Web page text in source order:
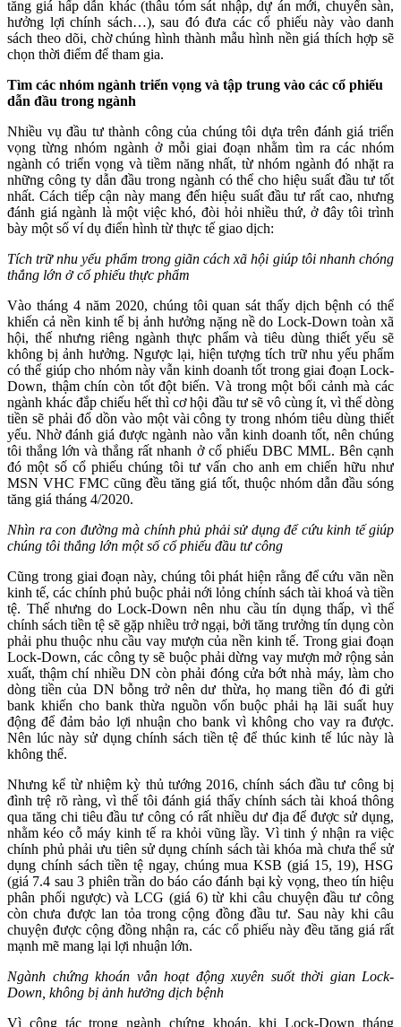
tăng giá hấp dẫn khác (thâu tóm sát nhập, dự án mới, chuyển sàn,
hưởng lợi chính sách…), sau đó đưa các cổ phiếu này vào danh
sách theo dõi, chờ chúng hình thành mẫu hình nền giá thích hợp sẽ
chọn thời điểm để tham gia.
Tìm các nhóm ngành triển vọng và tập trung vào các cổ phiếu
dẫn đầu trong ngành
Nhiều vụ đầu tư thành công của chúng tôi dựa trên đánh giá triển
vọng từng nhóm ngành ở mỗi giai đoạn nhằm tìm ra các nhóm
ngành có triển vọng và tiềm năng nhất, từ nhóm ngành đó nhặt ra
những công ty dẫn đầu trong ngành có thể cho hiệu suất đầu tư tốt
nhất. Cách tiếp cận này mang đến hiệu suất đầu tư rất cao, nhưng
đánh giá ngành là một việc khó, đòi hỏi nhiều thứ, ở đây tôi trình
bày một số ví dụ điển hình từ thực tế giao dịch:
Tích trữ nhu yếu phẩm trong giãn cách xã hội giúp tôi nhanh chóng
thắng lớn ở cổ phiếu thực phẩm
Vào tháng 4 năm 2020, chúng tôi quan sát thấy dịch bệnh có thể
khiến cả nền kinh tế bị ảnh hưởng nặng nề do Lock-Down toàn xã
hội, thế nhưng riêng ngành thực phẩm và tiêu dùng thiết yếu sẽ
không bị ảnh hưởng. Ngược lại, hiện tượng tích trữ nhu yếu phẩm
có thể giúp cho nhóm này vẫn kinh doanh tốt trong giai đoạn Lock-
Down, thậm chín còn tốt đột biến. Và trong một bối cảnh mà các
ngành khác đắp chiếu hết thì cơ hội đầu tư sẽ vô cùng ít, vì thế dòng
tiền sẽ phải đổ dồn vào một vài công ty trong nhóm tiêu dùng thiết
yếu. Nhờ đánh giá được ngành nào vẫn kinh doanh tốt, nên chúng
tôi thắng lớn và thắng rất nhanh ở cổ phiếu DBC MML. Bên cạnh
đó một số cổ phiếu chúng tôi tư vấn cho anh em chiến hữu như
MSN VHC FMC cũng đều tăng giá tốt, thuộc nhóm dẫn đầu sóng
tăng giá tháng 4/2020.
Nhìn ra con đường mà chính phủ phải sử dụng để cứu kinh tế giúp
chúng tôi thắng lớn một số cổ phiếu đầu tư công
Cũng trong giai đoạn này, chúng tôi phát hiện rằng để cứu vãn nền
kinh tế, các chính phủ buộc phải nới lỏng chính sách tài khoá và tiền
tệ. Thế nhưng do Lock-Down nên nhu cầu tín dụng thấp, vì thế
chính sách tiền tệ sẽ gặp nhiều trở ngại, bởi tăng trưởng tín dụng còn
phải phu thuộc nhu cầu vay mượn của nền kinh tế. Trong giai đoạn
Lock-Down, các công ty sẽ buộc phải dừng vay mượn mở rộng sản
xuất, thậm chí nhiều DN còn phải đóng cửa bớt nhà máy, làm cho
dòng tiền của DN bỗng trở nên dư thừa, họ mang tiền đó đi gửi
bank khiến cho bank thừa nguồn vốn buộc phải hạ lãi suất huy
động để đảm bảo lợi nhuận cho bank vì không cho vay ra được.
Nên lúc này sử dụng chính sách tiền tệ để thúc kinh tế lúc này là
không thể.
Nhưng kể từ nhiệm kỳ thủ tướng 2016, chính sách đầu tư công bị
đình trệ rõ ràng, vì thế tôi đánh giá thấy chính sách tài khoá thông
qua tăng chi tiêu đầu tư công có rất nhiều dư địa để được sử dụng,
nhằm kéo cỗ máy kinh tế ra khỏi vũng lầy. Vì tinh ý nhận ra việc
chính phủ phải ưu tiên sử dụng chính sách tài khóa mà chưa thể sử
dụng chính sách tiền tệ ngay, chúng mua KSB (giá 15, 19), HSG
(giá 7.4 sau 3 phiên trần do báo cáo đánh bại kỳ vọng, theo tín hiệu
phân phối ngược) và LCG (giá 6) từ khi câu chuyện đầu tư công
còn chưa được lan tỏa trong cộng đồng đầu tư. Sau này khi câu
chuyện được cộng đồng nhận ra, các cổ phiếu này đều tăng giá rất
mạnh mẽ mang lại lợi nhuận lớn.
Ngành chứng khoán vẫn hoạt động xuyên suốt thời gian Lock-
Down, không bị ảnh hưởng dịch bệnh
Vì công tác trong ngành chứng khoán, khi Lock-Down tháng